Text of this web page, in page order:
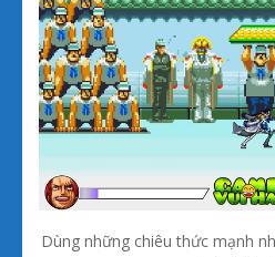
Dùng những chiêu thức mạnh